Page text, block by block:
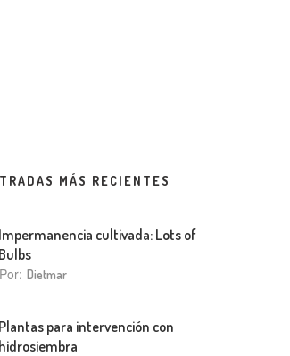
MÁS RECIENTES
Impermanencia cultivada: Lots of
Bulbs
Por: Dietmar
Plantas para intervención con
hidrosiembra